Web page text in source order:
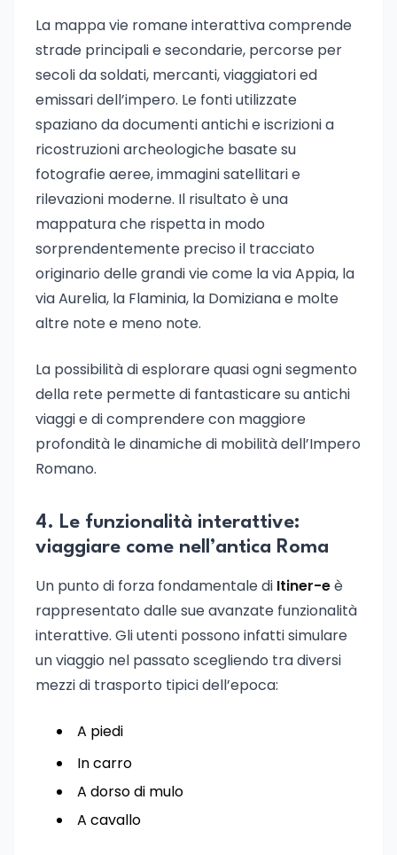
La mappa vie romane interattiva comprende
strade principali e secondarie, percorse per
secoli da soldati, mercanti, viaggiatori ed
emissari dell’impero. Le fonti utilizzate
spaziano da documenti antichi e iscrizioni a
ricostruzioni archeologiche basate su
fotografie aeree, immagini satellitari e
rilevazioni moderne. Il risultato è una
mappatura che rispetta in modo
sorprendentemente preciso il tracciato
originario delle grandi vie come la via Appia, la
via Aurelia, la Flaminia, la Domiziana e molte
altre note e meno note.
La possibilità di esplorare quasi ogni segmento
della rete permette di fantasticare su antichi
viaggi e di comprendere con maggiore
profondità le dinamiche di mobilità dell’Impero
Romano.
4. Le funzionalità interattive:
viaggiare come nell’antica Roma
Un punto di forza fondamentale di Itiner-eè
rappresentato dalle sue avanzate funzionalità
interattive. Gli utenti possono infatti simulare
un viaggio nel passato scegliendo tra diversi
mezzi di trasporto tipici dell’epoca:
A piedi
In carro
A dorso di mulo
A cavallo